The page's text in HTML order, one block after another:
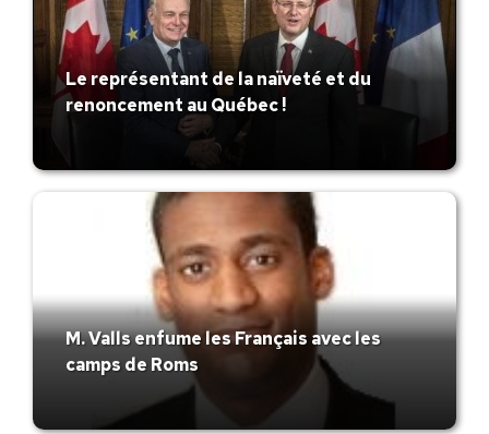
Le représentant de la naïveté et du
renoncement au Québec !
M. Valls enfume les Français avec les
camps de Roms